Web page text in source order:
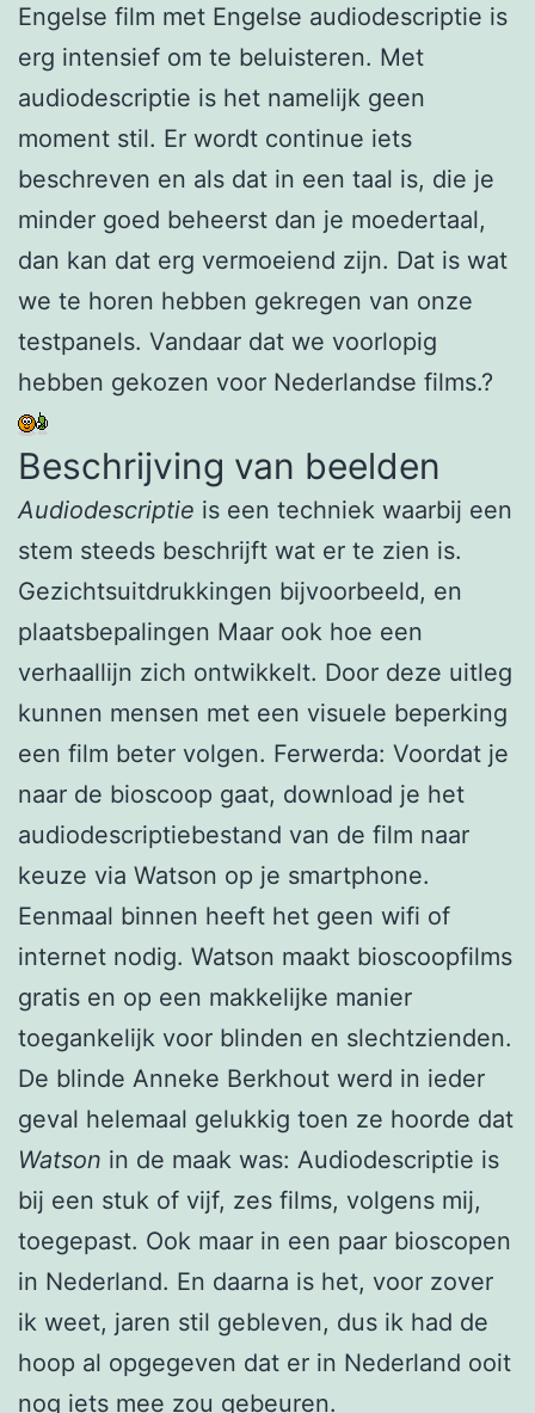
Engelse film met Engelse audiodescriptie is
erg intensief om te beluisteren. Met
audiodescriptie is het namelijk geen
moment stil. Er wordt continue iets
beschreven en als dat in een taal is, die je
minder goed beheerst dan je moedertaal,
dan kan dat erg vermoeiend zijn. Dat is wat
we te horen hebben gekregen van onze
testpanels. Vandaar dat we voorlopig
hebben gekozen voor Nederlandse films.?
Beschrijving van beelden
Audiodescriptie is een techniek waarbij een
stem steeds beschrijft wat er te zien is.
Gezichtsuitdrukkingen bijvoorbeeld, en
plaatsbepalingen Maar ook hoe een
verhaallijn zich ontwikkelt. Door deze uitleg
kunnen mensen met een visuele beperking
een film beter volgen. Ferwerda: Voordat je
naar de bioscoop gaat, download je het
audiodescriptiebestand van de film naar
keuze via Watson op je smartphone.
Eenmaal binnen heeft het geen wifi of
internet nodig. Watson maakt bioscoopfilms
gratis en op een makkelijke manier
toegankelijk voor blinden en slechtzienden.
De blinde Anneke Berkhout werd in ieder
geval helemaal gelukkig toen ze hoorde dat
Watson in de maak was: Audiodescriptie is
bij een stuk of vijf, zes films, volgens mij,
toegepast. Ook maar in een paar bioscopen
in Nederland. En daarna is het, voor zover
ik weet, jaren stil gebleven, dus ik had de
hoop al opgegeven dat er in Nederland ooit
nog iets mee zou gebeuren.